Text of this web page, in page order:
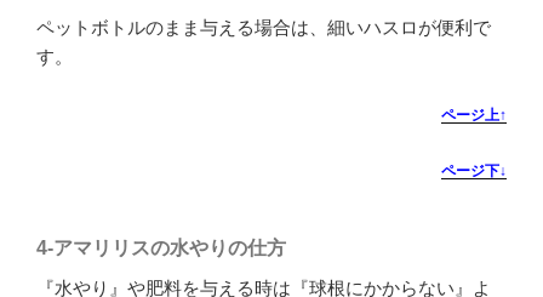
ペットボトルのまま与える場合は、細いハスロが便利で
す。
ページ上↑
ページ下↓
4-アマリリスの水やりの仕方
『水やり』や肥料を与える時は『球根にかからない』よ